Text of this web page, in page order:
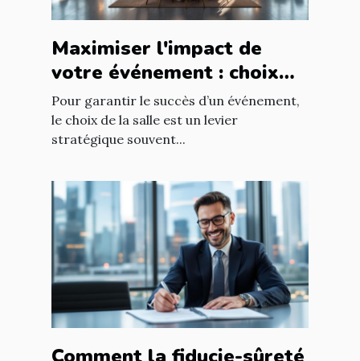
Maximiser l'impact de
votre événement : choix
stratégique de la salle
Pour garantir le succès d’un événement,
le choix de la salle est un levier
stratégique souvent...